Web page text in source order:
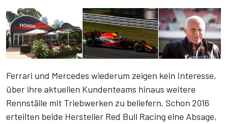
Ferrari und Mercedes wiederum zeigen kein Interesse,
über ihre aktuellen Kundenteams hinaus weitere
Rennställe mit Triebwerken zu beliefern. Schon 2016
erteilten beide Hersteller Red Bull Racing eine Absage,